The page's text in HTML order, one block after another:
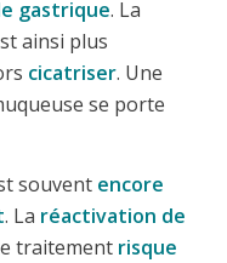
gastrique. La
ainsi plus
cicatriser. Une
se porte
souvent encore
. La réactivation de
traitement risque